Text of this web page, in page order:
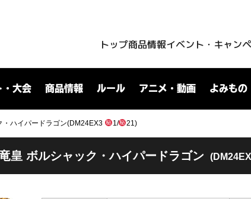
トップ商品情報イベント・キャン
・大会 商品情報 ルール アニメ・動画 よみもの
・ハイパードラゴン(DM24EX3 1/ 21)
皇 ボルシャック・ハイパードラゴン